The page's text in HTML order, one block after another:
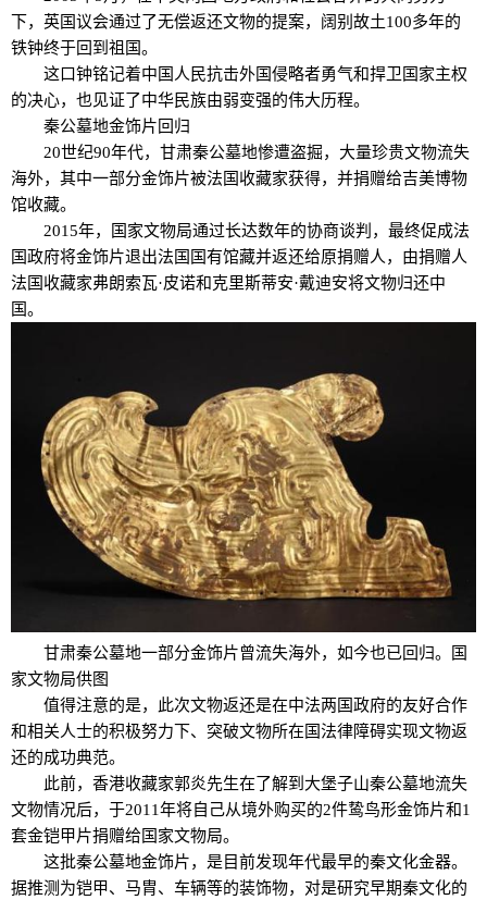
下，英国议会通过了无偿返还文物的提案，阔别故土100多年的
铁钟终于回到祖国。
这口钟铭记着中国人民抗击外国侵略者勇气和捍卫国家主权
的决心，也见证了中华民族由弱变强的伟大历程。
秦公墓地金饰片回归
20世纪90年代，甘肃秦公墓地惨遭盗掘，大量珍贵文物流失
海外，其中一部分金饰片被法国收藏家获得，并捐赠给吉美博物
馆收藏。
2015年，国家文物局通过长达数年的协商谈判，最终促成法
国政府将金饰片退出法国国有馆藏并返还给原捐赠人，由捐赠人
法国收藏家弗朗索瓦·皮诺和克里斯蒂安·戴迪安将文物归还中
国。
甘肃秦公墓地一部分金饰片曾流失海外，如今也已回归。国
家文物局供图
值得注意的是，此次文物返还是在中法两国政府的友好合作
和相关人士的积极努力下、突破文物所在国法律障碍实现文物返
还的成功典范。
此前，香港收藏家郭炎先生在了解到大堡子山秦公墓地流失
文物情况后，于2011年将自己从境外购买的2件鸷鸟形金饰片和1
套金铠甲片捐赠给国家文物局。
这批秦公墓地金饰片，是目前发现年代最早的秦文化金器。
据推测为铠甲、马胄、车辆等的装饰物，对是研究早期秦文化的